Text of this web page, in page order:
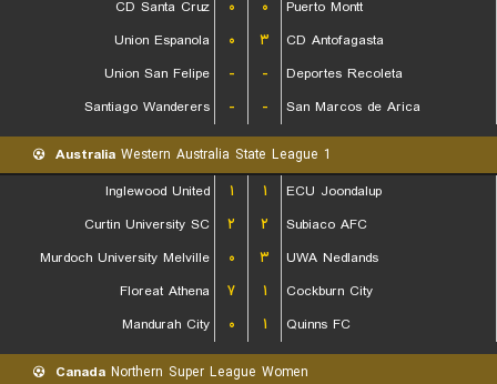
CD Santa Cruz ۰ ۰
Puerto Montt
Union Espanola
۰ ۳
CD Antofagasta
Union San Felipe
- -
Deportes Recoleta
Santiago Wanderers
- - San Marcos de Arica
Australia Western Australia State League 1
Inglewood United
۱ ۱
ECU Joondalup
Curtin University SC
۲ ۲
Subiaco AFC
Murdoch University Melville
۰ ۳
UWA Nedlands
Floreat Athena
۷ ۱
Cockburn City
Mandurah City
۰ ۱ Quinns FC
Canada Northern Super League Women